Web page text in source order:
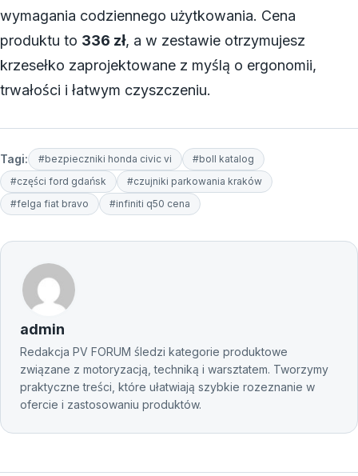
wymagania codziennego użytkowania. Cena
produktu to 336 zł, a w zestawie otrzymujesz
krzesełko zaprojektowane z myślą o ergonomii,
trwałości i łatwym czyszczeniu.
Tagi: #bezpieczniki honda civic vi
#boll katalog
#części ford gdańsk
#czujniki parkowania kraków
#felga fiat bravo
#infiniti q50 cena
admin
Redakcja PV FORUM śledzi kategorie produktowe
związane z motoryzacją, techniką i warsztatem. Tworzymy
praktyczne treści, które ułatwiają szybkie rozeznanie w
ofercie i zastosowaniu produktów.